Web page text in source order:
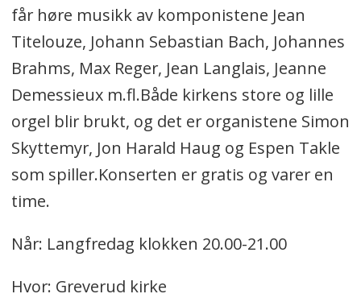
får høre musikk av komponistene Jean
Titelouze, Johann Sebastian Bach, Johannes
Brahms, Max Reger, Jean Langlais, Jeanne
Demessieux m.fl.Både kirkens store og lille
orgel blir brukt, og det er organistene Simon
Skyttemyr, Jon Harald Haug og Espen Takle
som spiller.Konserten er gratis og varer en
time.
Når: Langfredag klokken 20.00-21.00
Hvor: Greverud kirke